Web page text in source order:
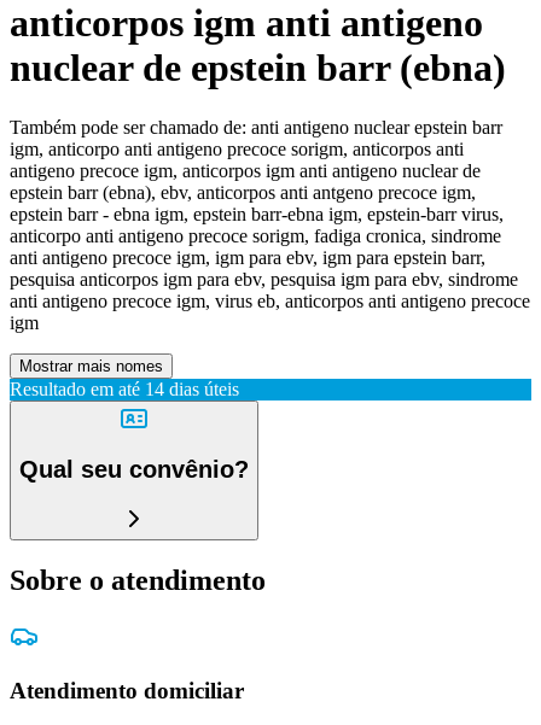
anticorpos igm anti antigeno
nuclear de epstein barr (ebna)
Também pode ser chamado de: anti antigeno nuclear epstein barr
igm, anticorpo anti antigeno precoce sorigm, anticorpos anti
antigeno precoce igm, anticorpos igm anti antigeno nuclear de
epstein barr (ebna), ebv, anticorpos anti antgeno precoce igm,
epstein barr - ebna igm, epstein barr-ebna igm, epstein-barr virus,
anticorpo anti antigeno precoce sorigm, fadiga cronica, sindrome
anti antigeno precoce igm, igm para ebv, igm para epstein barr,
pesquisa anticorpos igm para ebv, pesquisa igm para ebv, sindrome
anti antigeno precoce igm, virus eb, anticorpos anti antigeno precoce
igm
Mostrar mais nomes
Resultado em até 14 dias úteis
Qual seu convênio?
Sobre o atendimento
Atendimento domiciliar